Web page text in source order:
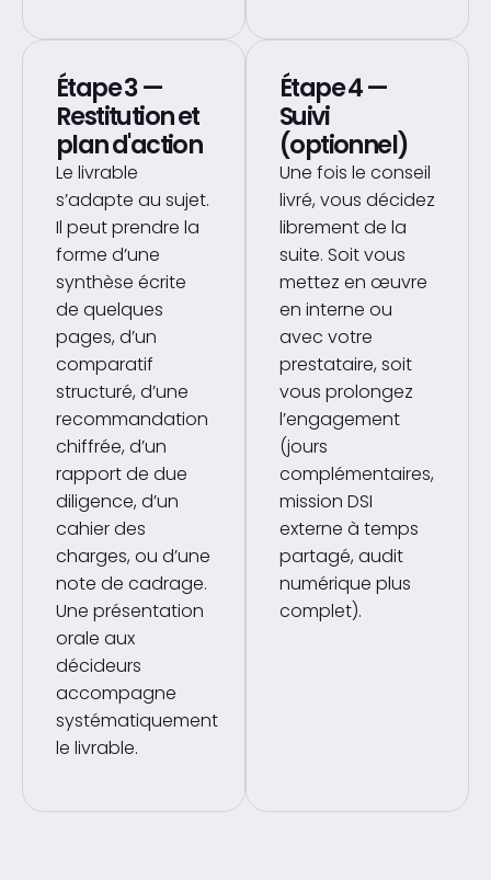
Étape 3 —
Restitution et
plan d'action
Le livrable
s’adapte au sujet.
Il peut prendre la
forme d’une
synthèse écrite
de quelques
pages, d’un
comparatif
structuré, d’une
recommandation
chiffrée, d’un
rapport de due
diligence, d’un
cahier des
charges, ou d’une
note de cadrage.
Une présentation
orale aux
décideurs
accompagne
systématiquement
le livrable.
Étape 4 —
Suivi
(optionnel)
Une fois le conseil
livré, vous décidez
librement de la
suite. Soit vous
mettez en œuvre
en interne ou
avec votre
prestataire, soit
vous prolongez
l’engagement
(jours
complémentaires,
mission DSI
externe à temps
partagé, audit
numérique plus
complet).